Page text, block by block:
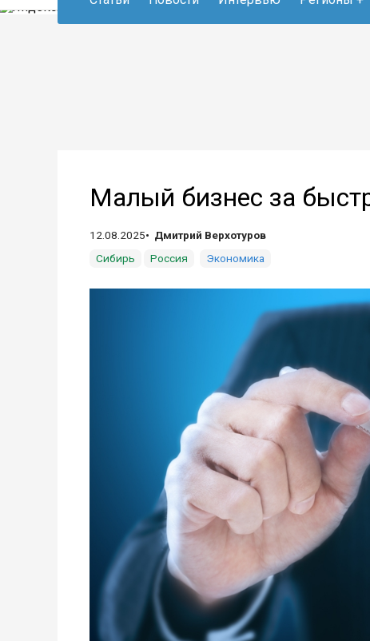
Малый бизнес за
12.08.2025
Дмитрий Верхотуров
Сибирь
Россия Экономика